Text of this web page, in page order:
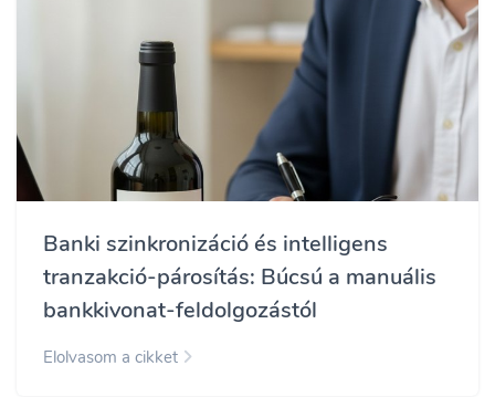
Banki szinkronizáció és intelligens
tranzakció-párosítás: Búcsú a manuális
bankkivonat-feldolgozástól
Elolvasom a cikket